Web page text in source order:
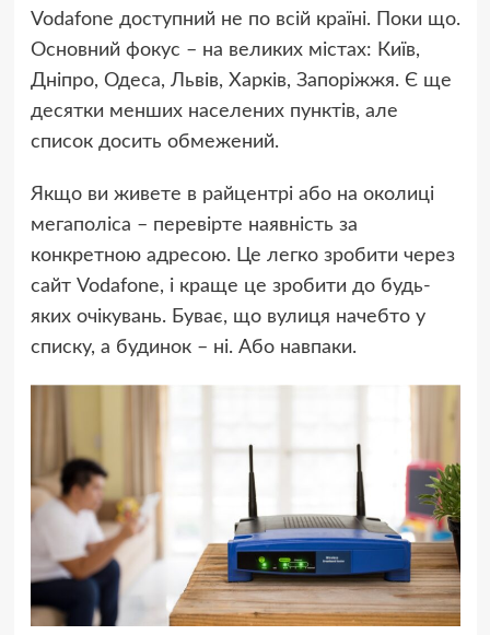
Vodafone доступний не по всій країні. Поки що.
Основний фокус – на великих містах: Київ,
Дніпро, Одеса, Львів, Харків, Запоріжжя. Є ще
десятки менших населених пунктів, але
список досить обмежений.
Якщо ви живете в райцентрі або на околиці
мегаполіса – перевірте наявність за
конкретною адресою. Це легко зробити через
сайт Vodafone, і краще це зробити до будь-
яких очікувань. Буває, що вулиця начебто у
списку, а будинок – ні. Або навпаки.